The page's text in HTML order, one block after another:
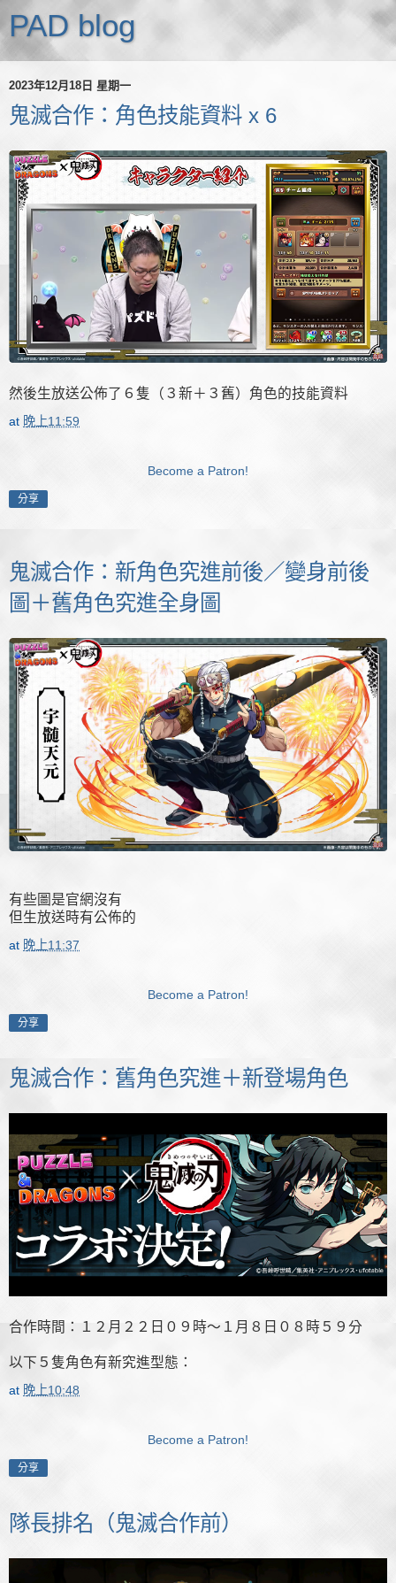
PAD blog
2023年12月18日 星期一
鬼滅合作：角色技能資料 x 6
然後生放送公佈了６隻（３新＋３舊）角色的技能資料
at 晚上11:59
Become a Patron!
分享
鬼滅合作：新角色究進前後／變身前後
圖＋舊角色究進全身圖
有些圖是官網沒有
但生放送時有公佈的
at 晚上11:37
Become a Patron!
分享
鬼滅合作：舊角色究進＋新登場角色
合作時間：１２月２２日０９時～１月８日０８時５９分
以下５隻角色有新究進型態：
at 晚上10:48
Become a Patron!
分享
隊長排名（鬼滅合作前）